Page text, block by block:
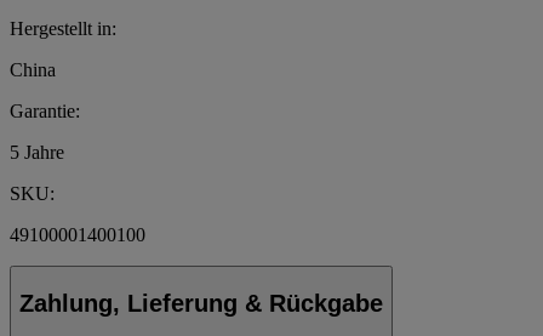
Hergestellt in:
China
Garantie:
5 Jahre
SKU:
49100001400100
Zahlung, Lieferung & Rückgabe